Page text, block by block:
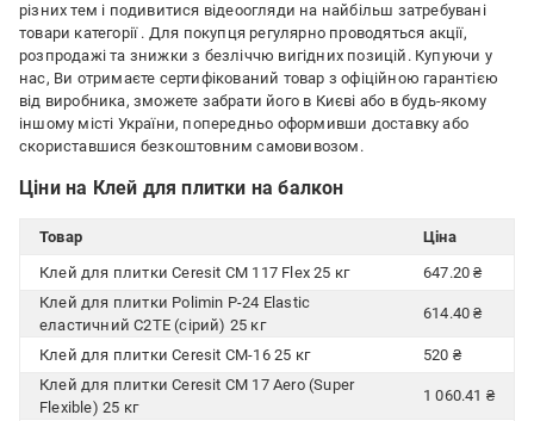
різних тем і подивитися відеоогляди на найбільш затребувані
товари категорії . Для покупця регулярно проводяться акції,
розпродажі та знижки з безліччю вигідних позицій. Купуючи у
нас, Ви отримаєте сертифікований товар з офіційною гарантією
від виробника, зможете забрати його в Києві або в будь-якому
іншому місті України, попередньо оформивши доставку або
скориставшися безкоштовним самовивозом.
Ціни на Клей для плитки на балкон
Товар
Ціна
Клей для плитки Ceresit CM 117 Flex 25 кг
647.20 ₴
Клей для плитки Polimin P-24 Elastic
еластичний C2TE (сірий) 25 кг
614.40 ₴
Клей для плитки Ceresit CM-16 25 кг
520 ₴
Клей для плитки Ceresit CM 17 Aero (Super
Flexible) 25 кг
1 060.41 ₴